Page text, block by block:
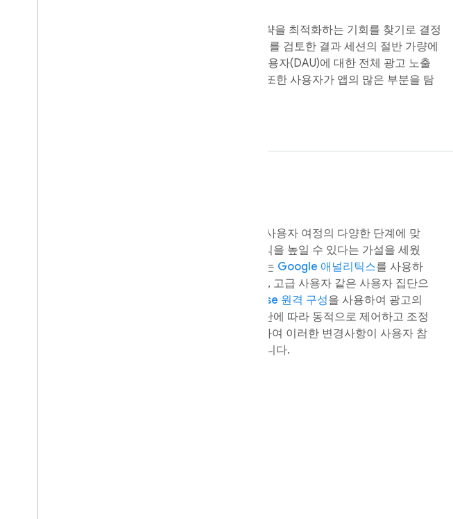
Qtonz는 수익을 늘리기 위해 광고 전략을 최적화하는 기회를 찾기로 결정
데이터를 검토한 결과 세션의 절반 가량에
서 수익 창출이 저조하며 일일 활성 사용자(DAU)에 대한 전체 광고 노출
비율이 예상보다 낮게 나타났습니다. 또한 사용자가 앱의 많은 부분을 탐
팀은 광고에 대한 \'일률적인\' 방식을 사용자 여정의 다양한 단계에 맞
는 맞춤설정된 경험으로 대체하여 수익을 높일 수 있다는 가설을 세웠
습니다. 이를 테스트하기 위해 Qtonz는 Google 애널리틱스를 사용하
여 사용자를 최초 사용자, 반복 사용자, 고급 사용자 같은 사용자 집단으
Firebase 원격 구성을 사용하여 광고의
빈도와 게재위치를 다양한 사용자 집단에 따라 동적으로 제어하고 조정
을 사용하여 이러한 변경사항이 사용자 참
여 및 유지에 미치는 영향을 확인했습니다.